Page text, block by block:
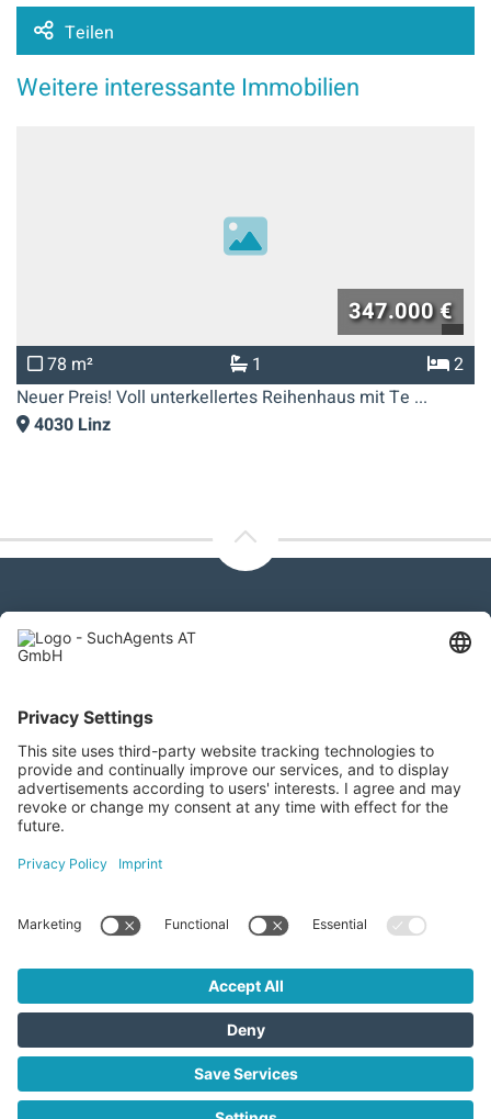
Teilen
Weitere interessante Immobilien
347.000 €
78 m² 1
2
Neuer Preis! Voll unterkellertes Reihenhaus mit Te ...
4030 Linz
Kontaktieren Sie uns
SuchAgents AT GmbH
Gewerbeallee 13a, 4221 Steyregg
+43 732 266 299
info@suchagents.at
Besuchen Sie uns auch hier
SuchAgents AT GmbH © 2026
AGB Impressum
Nebenkosten Kauf
Nebenkosten Miete